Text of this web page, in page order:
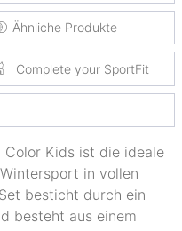
Ähnliche Produkte
Complete your SportFit
Color Kids ist die ideale
in vollen
besticht durch ein
besteht aus einem